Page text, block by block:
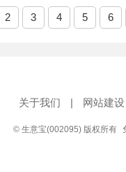
2 3 4 5 6
关于我们 | 网站建设
© 生意宝(002095) 版权所有